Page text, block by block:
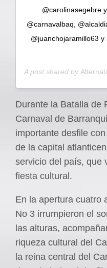
@carolinasegebre
@carnavalbaq,
@juanchojaramillo63
A post shared by
Durante la Batalla de
Carnaval de
importante desfile
de la capital
servicio del país, que
fiesta cultural.
En la apertura cuatro
No 3 irrumpieron el
las alturas,
riqueza cultural del
la reina central del